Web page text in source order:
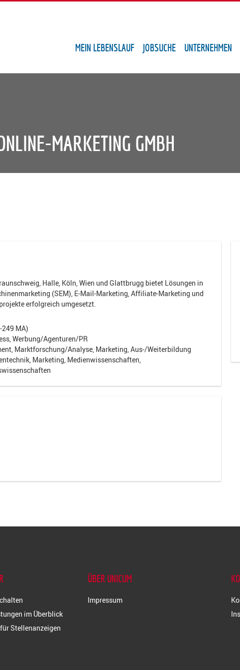
MEIN LEBENSLAUF JOBSUCHE UNTERNEHMEN
MARKETING GMBH
Halle, Köln, Wien und Glattbrugg bietet Lösungen in
(SEM), E-Mail-Marketing, Affiliate-Marketing und
erfolgreich umgesetzt.
MA)
Werbung/Agenturen/PR
Marktforschung/Analyse, Marketing, Aus-/Weiterbildung
Marketing, Medienwissenschaften,
im Überblick
Stellenanzeigen
ÜBER UNICUM
Impressum